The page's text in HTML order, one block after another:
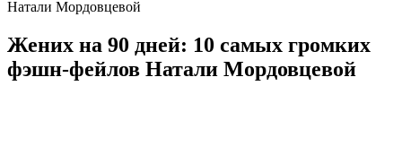
Натали Мордовцевой
Жених на 90 дней: 10 самых громких
фэшн-фейлов Натали Мордовцевой